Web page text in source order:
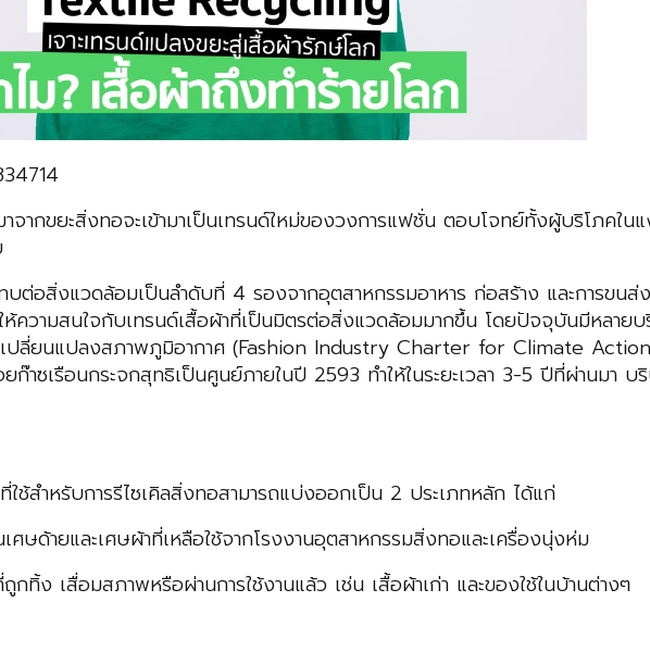
จากขยะสิ่งทอจะเข้ามาเป็นเทรนด์ใหม่ของวงการแฟชั่น ตอบโจทย์ทั้งผู้บริโภคใ
อสิ่งแวดล้อมเป็นลำดับที่ 4 รองจากอุตสาหกรรมอาหาร ก่อสร้าง และการขนส่
วามสนใจกับเทรนด์เสื้อผ้าที่เป็นมิตรต่อสิ่งแวดล้อมมากขึ้น โดยปัจจุบันมีหลายบ
ปลี่ยนแปลงสภาพภูมิอากาศ (Fashion Industry Charter for Climate
าซเรือนกระจกสุทธิเป็นศูนย์ภายในปี 2593 ทำให้ในระยะเวลา 3-5 ปีที่ผ่านมา บ
สำหรับการรีไซเคิลสิ่งทอสามารถแบ่งออกเป็น 2 ประเภทหลัก ได้แก่
ายและเศษผ้าที่เหลือใช้จากโรงงานอุตสาหกรรมสิ่งทอและเครื่องนุ่งห่ม
เสื่อมสภาพหรือผ่านการใช้งานแล้ว เช่น เสื้อผ้าเก่า และของใช้ในบ้านต่างๆ